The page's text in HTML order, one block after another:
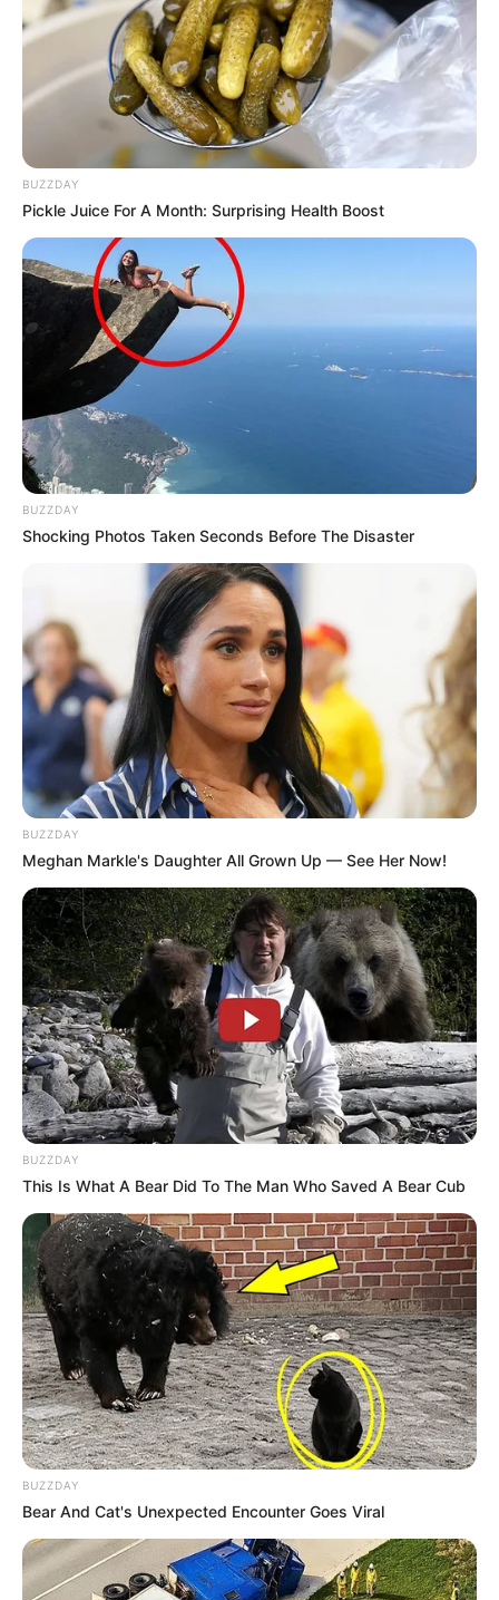
BUZZDAY
Pickle Juice For A Month: Surprising Health Boost
BUZZDAY
Shocking Photos Taken Seconds Before The Disaster
BUZZDAY
Meghan Markle's Daughter All Grown Up — See Her Now!
BUZZDAY
This Is What A Bear Did To The Man Who Saved A Bear Cub
BUZZDAY
Bear And Cat's Unexpected Encounter Goes Viral